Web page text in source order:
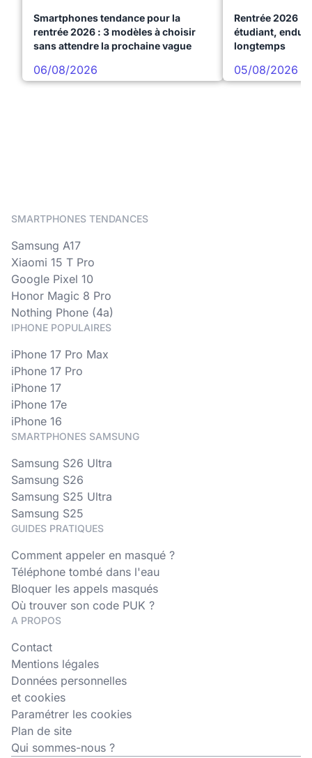
Smartphones tendance pour la
rentrée 2026 : 3 modèles à choisir
sans attendre la prochaine vague
06/08/2026
Rentrée 2026 :
étudiant,
longtemps
05/08/2026
SMARTPHONES TENDANCES
Samsung A17
Xiaomi 15 T Pro
Google Pixel 10
Honor Magic 8 Pro
Nothing Phone (4a)
IPHONE POPULAIRES
iPhone 17 Pro Max
iPhone 17 Pro
iPhone 17
iPhone 17e
iPhone 16
SMARTPHONES SAMSUNG
Samsung S26 Ultra
Samsung S26
Samsung S25 Ultra
Samsung S25
GUIDES PRATIQUES
Comment appeler en masqué ?
Téléphone tombé dans l'eau
Bloquer les appels masqués
Où trouver son code PUK ?
A PROPOS
Contact
Mentions légales
Données personnelles
et cookies
Paramétrer les cookies
Plan de site
Qui sommes-nous ?